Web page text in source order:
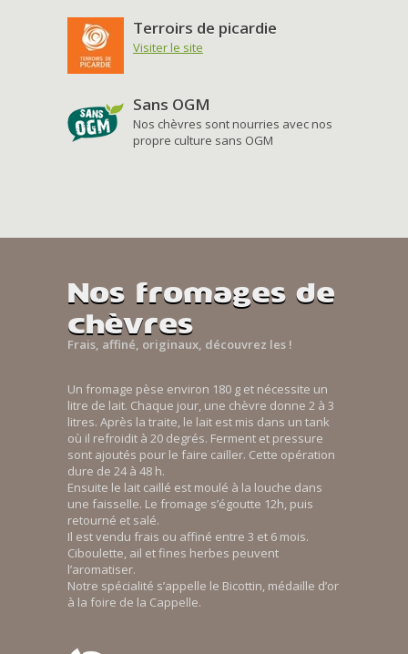
Terroirs de picardie
Visiter le site
Sans OGM
Nos chèvres sont nourries avec nos
propre culture sans OGM
Nos fromages de
chèvres
Frais, affiné, originaux, découvrez les !
Un fromage pèse environ 180 g et nécessite un
litre de lait. Chaque jour, une chèvre donne 2 à 3
litres. Après la traite, le lait est mis dans un tank
où il refroidit à 20 degrés. Ferment et pressure
sont ajoutés pour le faire cailler. Cette opération
dure de 24 à 48 h.
Ensuite le lait caillé est moulé à la louche dans
une faisselle. Le fromage s’égoutte 12h, puis
retourné et salé.
Il est vendu frais ou affiné entre 3 et 6 mois.
Ciboulette, ail et fines herbes peuvent
l’aromatiser.
Notre spécialité s’appelle le Bicottin, médaille d’or
à la foire de la Cappelle.